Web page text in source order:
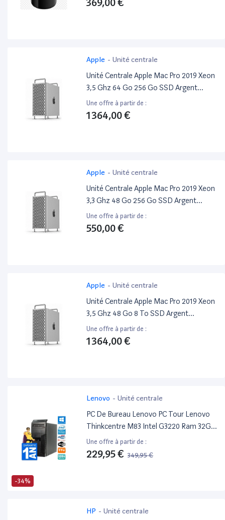
Apple - Unité centrale
Unité Centrale Apple Mac Pro 2019 Xeon
3,5 Ghz 64 Go 256 Go SSD Argent
Reconditionné
Une offre à partir de :
1 364,00 €
Apple - Unité centrale
Unité Centrale Apple Mac Pro 2019 Xeon
3,3 Ghz 48 Go 256 Go SSD Argent
Reconditionné
Une offre à partir de :
550,00 €
Apple - Unité centrale
Unité Centrale Apple Mac Pro 2019 Xeon
3,5 Ghz 48 Go 8 To SSD Argent
Reconditionné
Une offre à partir de :
1 364,00 €
-34%
Lenovo - Unité centrale
PC De Bureau Lenovo PC Tour Lenovo
Thinkcentre M83 Intel G3220 Ram 32Go
Disque 1To Windows 10 WiFi
Une offre à partir de :
229,95 € 349,95 €
HP - Unité centrale